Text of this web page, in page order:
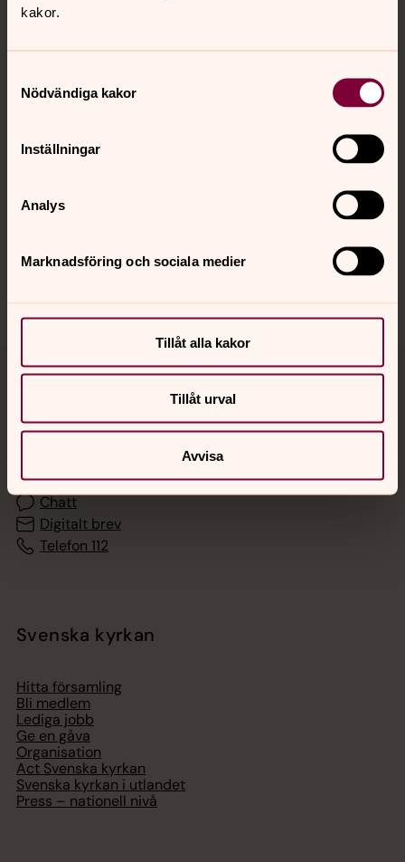
kakor.
Nödvändiga kakor
Inställningar
Analys
Marknadsföring och sociala medier
Tillåt alla kakor
Tillåt urval
Avvisa
Jourhavande präst
Akut samtals- och krisstöd. Prata eller chatta anonymt
med en präst på kvällar och nätter.
Chatt
Digitalt brev
Telefon 112
Svenska kyrkan
Hitta församling
Bli medlem
Lediga jobb
Ge en gåva
Organisation
Act Svenska kyrkan
Svenska kyrkan i utlandet
Press – nationell nivå